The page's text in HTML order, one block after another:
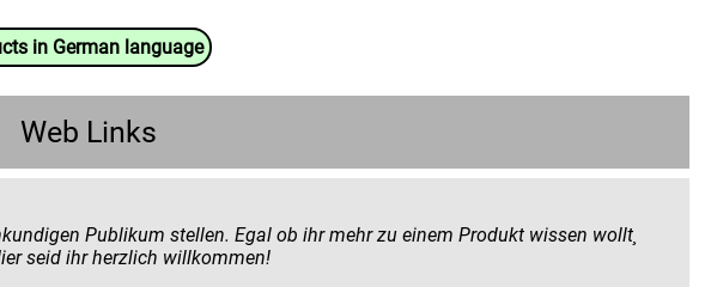
in German language
Web Links
Egal ob ihr mehr zu einem Produkt wissen wollt¸
einen Ratschlag zum Spielen sucht... oder geben wollt. Hier seid ihr herzlich willkommen!